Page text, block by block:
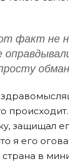
факт не
защищал
я его
в